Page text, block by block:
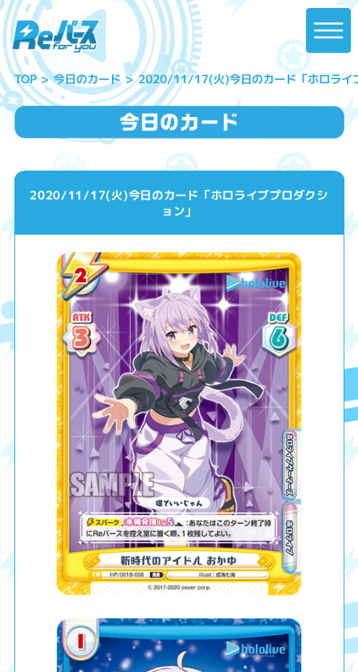
TOP 今日のカード 2020/11/17(火)今日のカード「ホロライ
2020/11/17(火)今日のカード「ホロライブプロダクシ
ョン」